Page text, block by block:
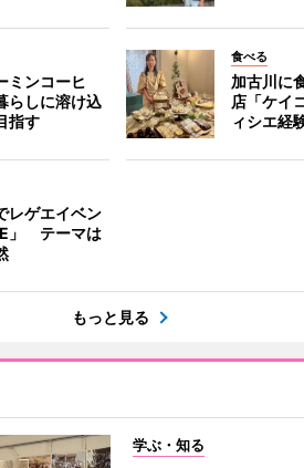
ミンコーヒ
しに溶け込
指す
食べる
加古川に
店「ケイ
ィシエ経
レゲエイベン
」 テーマは
もっと見る
学ぶ・知る